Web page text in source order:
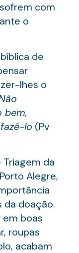
com
o
de
lhes o
bem,
lo (Pv
da
Alegre,
da doação.
em boas
roupas
acabam